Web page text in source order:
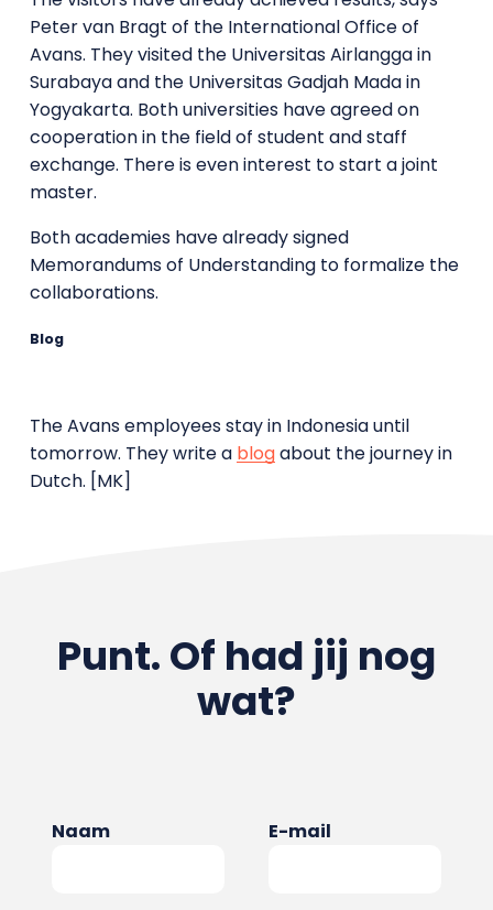
Peter van Bragt of the International Office of
Avans. They visited the Universitas Airlangga in
Surabaya and the Universitas Gadjah Mada in
Yogyakarta. Both universities have agreed on
cooperation in the field of student and staff
exchange. There is even interest to start a joint
master.
Both academies have already signed
Memorandums of Understanding to formalize the
collaborations.
Blog
The Avans employees stay in Indonesia until
tomorrow. They write a blogabout the journey in
Dutch. [MK]
Punt. Of had jij nog
wat?
Naam E-mail